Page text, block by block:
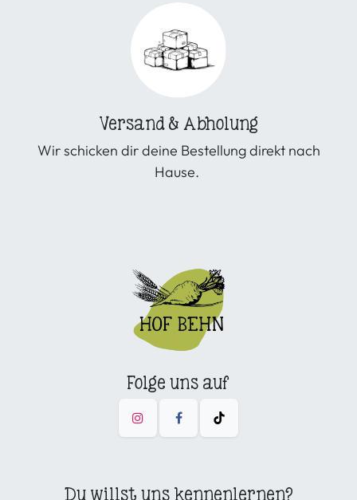
Versand & Abholung
Wir schicken dir deine Bestellung direkt nach
Hause.
Folge uns auf
Du willst uns kennenlernen?